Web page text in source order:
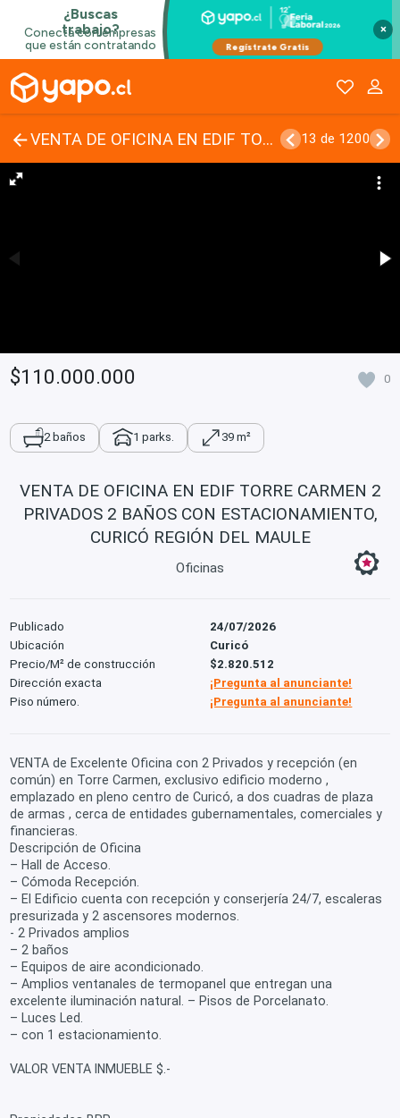
×
VENTA DE OFICINA EN EDIF TORRE CARMEN 2 PRIVADOS 2 BAÑOS CON ESTACIONAMIENTO, CURICÓ REGIÓN DEL MAULE 13 de 1200
$110.000.000 0
2 baños 1 parks. 39 m²
VENTA DE OFICINA EN EDIF TORRE CARMEN 2
PRIVADOS 2 BAÑOS CON ESTACIONAMIENTO,
CURICÓ REGIÓN DEL MAULE
Oficinas
Publicado
24/07/2026
Ubicación
Curicó
Precio/M² de construcción
$2.820.512
Dirección exacta
¡Pregunta al anunciante!
Piso número.
¡Pregunta al anunciante!
VENTA de Excelente Oficina con 2 Privados y recepción (en
común) en Torre Carmen, exclusivo edificio moderno ,
emplazado en pleno centro de Curicó, a dos cuadras de plaza
de armas , cerca de entidades gubernamentales, comerciales y
financieras.
Descripción de Oficina
– Hall de Acceso.
– Cómoda Recepción.
– El Edificio cuenta con recepción y conserjería 24/7, escaleras
presurizada y 2 ascensores modernos.
- 2 Privados amplios
– 2 baños
– Equipos de aire acondicionado.
– Amplios ventanales de termopanel que entregan una
excelente iluminación natural. – Pisos de Porcelanato.
– Luces Led.
– con 1 estacionamiento.
VALOR VENTA INMUEBLE $.-